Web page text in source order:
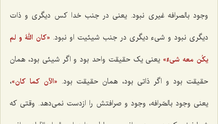
وجود بالصرافه غیری نبود. یعنی در جنب خدا کس دیگری و ذات
دیگری نبود و شیء دیگری در جنب شیئیت او نبود. «کان اللهُ و لم
یکُن معه شیءٌ»یعنی یک حقیقت واحد بود و اگر شیئی بود، همان
حقیقت بود و اگر ذاتی بود، همان حقیقت بود. «الآن کما کان»،
یعنی وجود بالصّرافه، وجود و صرافتش را ازدست نمی‌دهد. وقتی که